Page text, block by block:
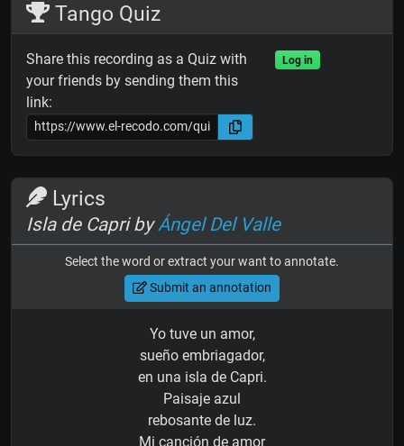
Tango Quiz
Share this recording as a Quiz with
your friends by sending them this
link:
Log in
Lyrics
Isla de Capri byÁngel Del Valle
Select the word or extract your want to annotate.
Submit an annotation
Yo tuve un amor,
sueño embriagador,
en una isla de Capri.
Paisaje azul
rebosante de luz.
Mi canción de amor